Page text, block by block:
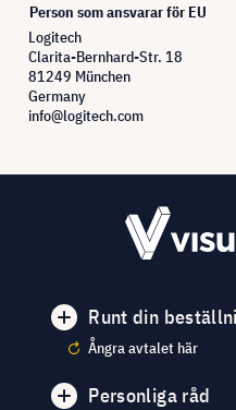
Person som ansvarar för EU
Logitech
Clarita-Bernhard-Str. 18
81249 München
Germany
info@logitech.com
Runt din
Ångra avtalet här
Personliga råd